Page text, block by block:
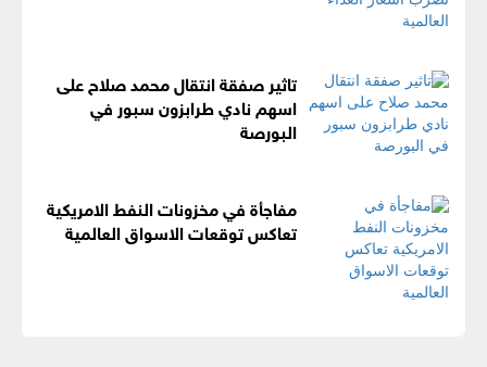
تاثير صفقة انتقال محمد صلاح على
اسهم نادي طرابزون سبور في
البورصة
مفاجأة في مخزونات النفط الامريكية
تعاكس توقعات الاسواق العالمية